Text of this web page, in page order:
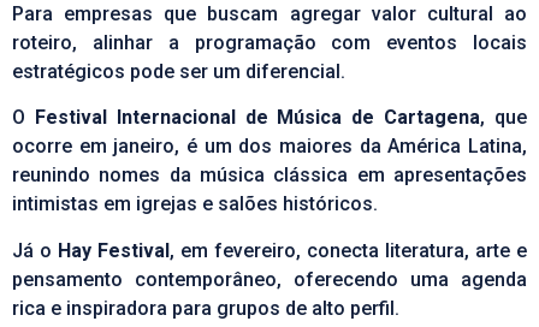
Para empresas que buscam agregar valor cultural ao
roteiro, alinhar a programação com eventos locais
estratégicos pode ser um diferencial.
O Festival Internacional de Música de Cartagena, que
ocorre em janeiro, é um dos maiores da América Latina,
reunindo nomes da música clássica em apresentações
intimistas em igrejas e salões históricos.
Já o Hay Festival, em fevereiro, conecta literatura, arte e
pensamento contemporâneo, oferecendo uma agenda
rica e inspiradora para grupos de alto perfil.